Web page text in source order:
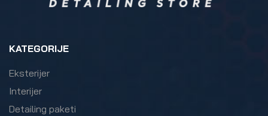
KATEGORIJE
Eksterijer
Interijer
Detailing paketi